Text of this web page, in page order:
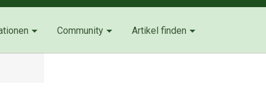
Community Artikel finden